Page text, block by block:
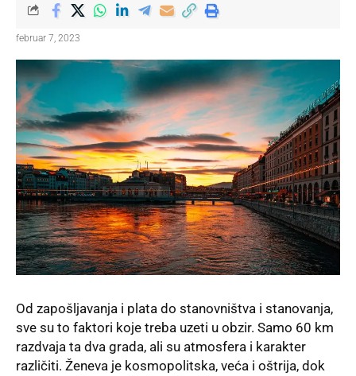
februar 7, 2023
Od zapošljavanja i plata do stanovništva i stanovanja,
sve su to faktori koje treba uzeti u obzir. Samo 60 km
razdvaja ta dva grada, ali su atmosfera i karakter
različiti. Ženeva je kosmopolitska, veća i oštrija, dok